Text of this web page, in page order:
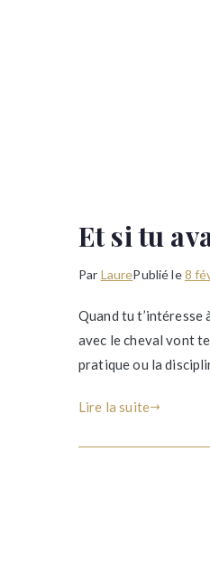
Et si tu
Par LaurePublié le8
Quand tu t’intéresse
avec le cheval vont
pratique ou la
Lire la suite